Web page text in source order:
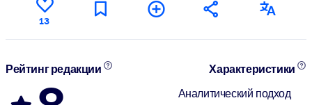
13
Рейтинг редакции
Характеристики
Аналитический подход